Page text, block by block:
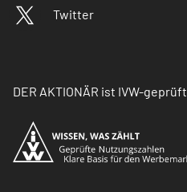
Twitter
DER AKTIONÄR ist IVW-geprüft